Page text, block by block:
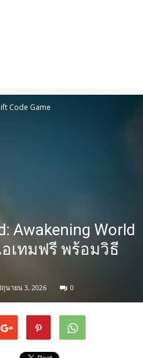
Code Game
Awakening World
เทมฟรี พร้อมวิธี
นายน 3, 2026 0